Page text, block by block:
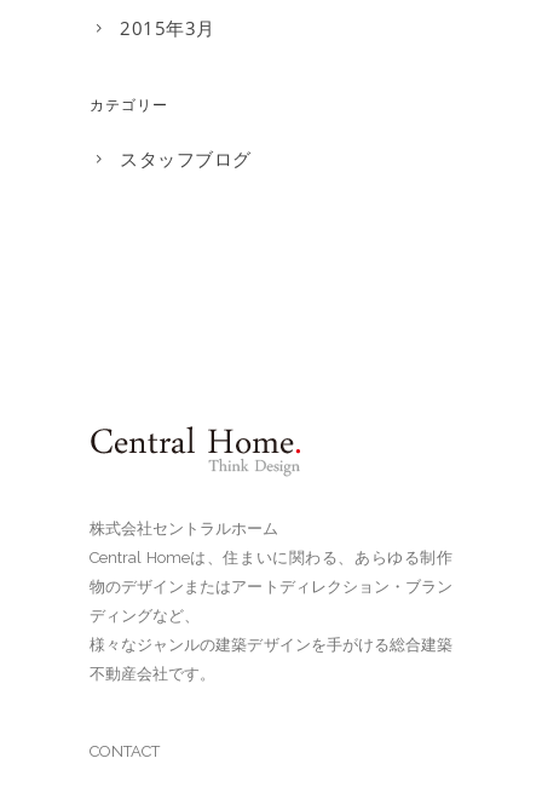
2015年3月
カテゴリー
スタッフブログ
株式会社セントラルホーム
Central Homeは、住まいに関わる、あらゆる制作
物のデザインまたはアートディレクション・ブラン
ディングなど、
様々なジャンルの建築デザインを手がける総合建築
不動産会社です。
CONTACT